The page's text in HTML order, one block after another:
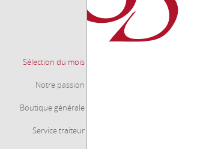
Sélection du mois
Notre passion
Boutique générale
Service traiteur